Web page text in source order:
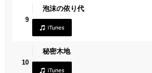
9
泡沫の依り代
10
秘密木地